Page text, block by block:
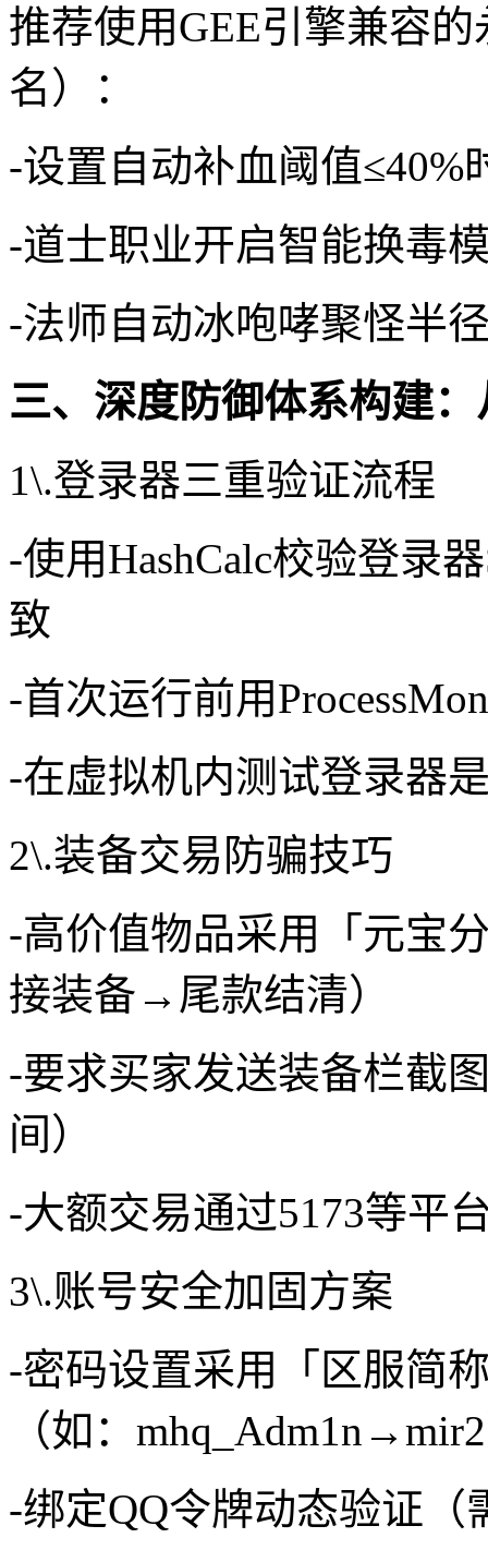
推荐使用GEE引擎兼容
名）：
-设置自动补血阈值≤40%
-道士职业开启智能换毒
-法师自动冰咆哮聚怪半
三、深度防御体系构建
1\.登录器三重验证流程
-使用HashCalc校验登录
致
-首次运行前用
-在虚拟机内测试登录器
2\.装备交易防骗技巧
-高价值物品采用「元宝
接装备→尾款结清）
-要求买家发送装备栏截
间）
-大额交易通过5173等平
3\.账号安全加固方案
-密码设置采用「区服简
（如：
-绑定QQ令牌动态验证